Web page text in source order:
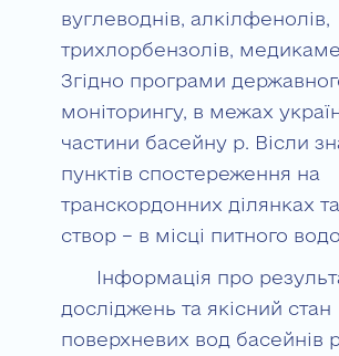
вуглеводнів, алкілфенолів,
трихлорбензолів,
Згідно програми
моніторингу, в межах
частини басейну р. Вісли
пунктів спостереження на
транскордонних ділянках
створ – в місці питного
Інформація про
досліджень та якісний стан
поверхневих вод басейнів